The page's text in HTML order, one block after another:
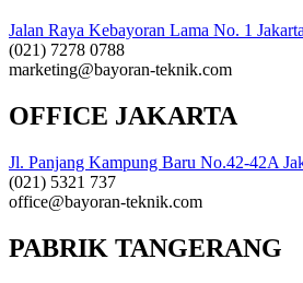
Jalan Raya Kebayoran Lama No. 1
(021) 7278 0788
marketing@bayoran-teknik.com
OFFICE JAKARTA
Jl. Panjang Kampung Baru No.42-42A
(021) 5321 737
office@bayoran-teknik.com
PABRIK TANGERANG